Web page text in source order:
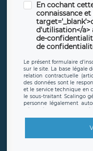
En cochant
connaissance
d'utilisation</a>
de-
de
Le présent formulaire
sur le site. La base légale
relation contractuelle
des données sont le
et le service technique en
le sous-traitant Scalingo
personne légalement
offrant desclauses de
en sollicite la
demander la